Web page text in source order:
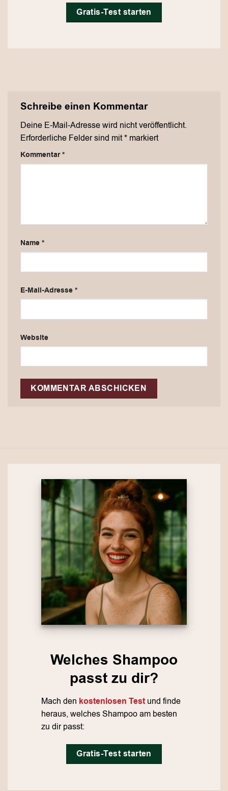
Gratis-Test starten
Schreibe einen Kommentar
Deine E-Mail-Adresse wird nicht veröffentlicht.
Erforderliche Felder sind mit* markiert
Kommentar*
Name*
E-Mail-Adresse*
Website
Welches Shampoo
passt zu dir?
Mach den kostenlosen Testund finde
heraus, welches Shampoo am besten
zu dir passt:
Gratis-Test starten